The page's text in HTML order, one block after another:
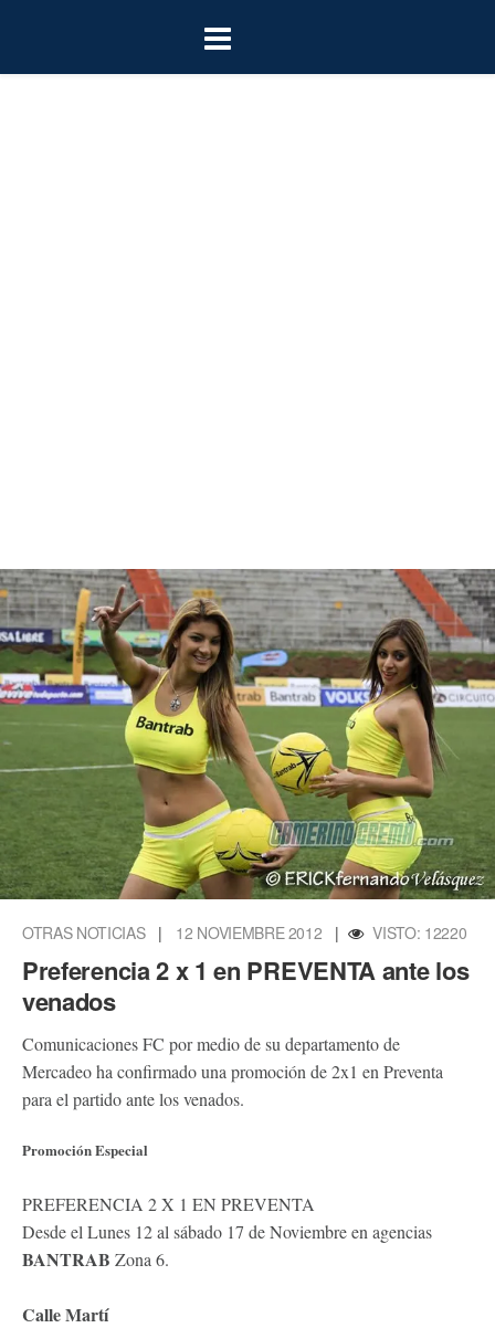
OTRAS NOTICIAS | 12 NOVIEMBRE 2012 | VISTO: 12220
Preferencia 2 x 1 en PREVENTA ante los
venados
Comunicaciones FC por medio de su departamento de
Mercadeo ha confirmado una promoción de 2x1 en Preventa
para el partido ante los venados.
Promoción Especial
PREFERENCIA 2 X 1 EN PREVENTA
Desde el Lunes 12 al sábado 17 de Noviembre en agencias
BANTRAB Zona 6.
Calle Martí